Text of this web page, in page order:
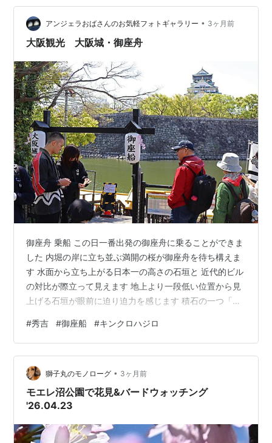
ました（✧▽✧） このコのクチバシから額（額板）は淡
いピンク色をしてます♡（一般的には白！） 「オオバ
ン」という黒い水鳥は「幸せを運ぶ黒い鳥」と言…
アンジェラおばさんのお気軽フォトギャラリー • 3ヶ月前
大阪観光 大阪城・御座舟
御座舟 乗船 この日一番出発の御座舟に乗ることができま
した 内堀の岸に立ち並ぶ満開の桜が御座舟を待ち構えま
す 水面から立ち上がる日本一の高さの石垣と 近代的ビル
の対比が際立って見えます 地上より一段低い位置から見
上げる石垣が眼前に迫り迫力を感じます 積石の一つ「魔
ざ舟首を近づけて紹介してくれました 徳川幕府の命によ
り築城に参加した各地の大名の紋章を刻んだ 「刻印石」
のありかも説明してくれます 内堀の東側から見上げる石
垣の上に何人かの人が立ち並んでいます 堀、石垣そして
天守閣、たっぷり見学です 石垣の水際の砂場でキンクロ
ハジロ（カモの仲間） が…
#秀吉 #御座船 #キンクロハジロ
獅子丸のモノローグ • 3ヶ月前
モエレ沼公園で花見&バードウォッチング
'26.04.23